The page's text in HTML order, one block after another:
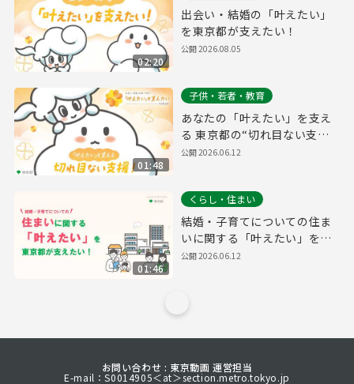
02:20
出会い・結婚の「叶えたい」
を東京都が支えたい！
公開2026.08.05
01:48
子供・若者・教育
あなたの「叶えたい」を支え
る 東京都の“切れ目ない支
援”！
公開2026.06.12
01:46
くらし・住まい
結婚・子育てについての住ま
いに関する「叶えたい」を東
京都が支えたい！
公開2026.06.12
お問い合わせ : 東京動画 運営担当
E-mail：S0014905＜at＞section.metro.tokyo.jp